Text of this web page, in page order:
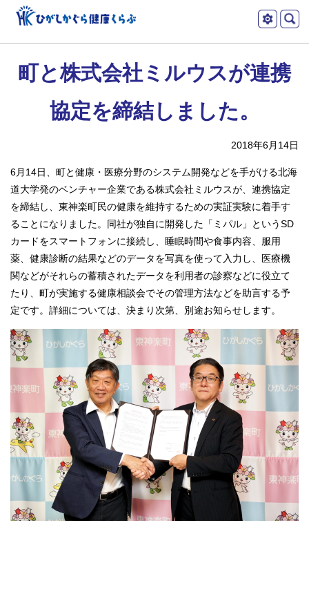
ツ
ー
ル
康くらぶ
町と株式会社ミルウスが連携
協定を締結しました。
2018年6月14日
6月14日、町と健康・医療分野のシステム開発などを手がける北海
道大学発のベンチャー企業である株式会社ミルウスが、連携協定
を締結し、東神楽町民の健康を維持するための実証実験に着手す
ることになりました。同社が独自に開発した「ミパル」というSD
カードをスマートフォンに接続し、睡眠時間や食事内容、服用
薬、健康診断の結果などのデータを写真を使って入力し、医療機
関などがそれらの蓄積されたデータを利用者の診察などに役立て
たり、町が実施する健康相談会でその管理方法などを助言する予
定です。詳細については、決まり次第、別途お知らせします。